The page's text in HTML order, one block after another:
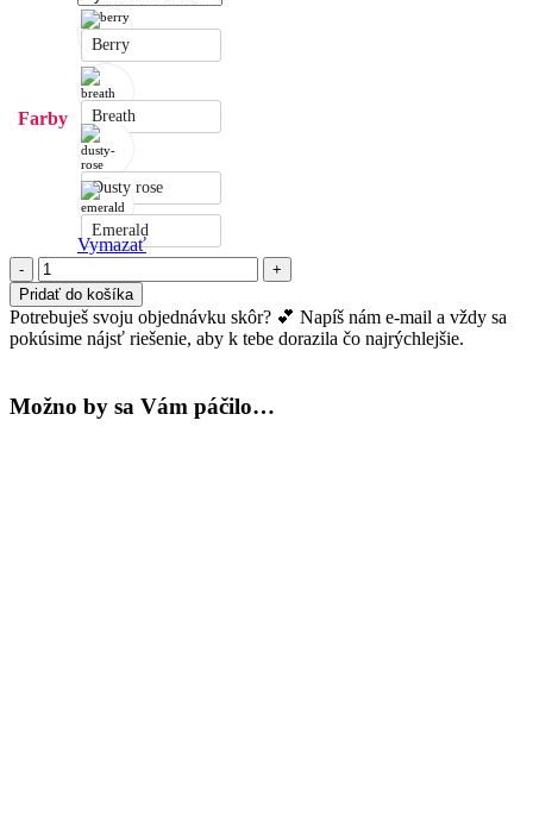
Farby
Berry
Breath
Dusty rose
Emerald
Vymazať
množstvo
Plavková
podprsenka
Hawaii
Pridať do košíka
Potrebuješ svoju objednávku skôr? 💕 Napíš nám e-mail a vždy sa
pokúsime nájsť riešenie, aby k tebe dorazila čo najrýchlejšie.
Možno by sa Vám páčilo…